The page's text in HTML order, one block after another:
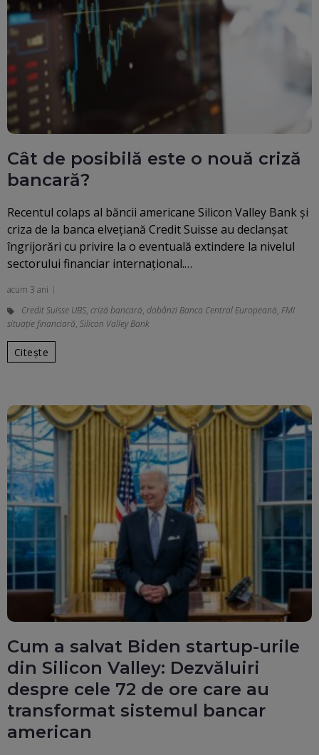
Cât de posibilă este o nouă criză
bancară?
Recentul colaps al băncii americane Silicon Valley Bank şi
criza de la banca elveţiană Credit Suisse au declanşat
îngrijorări cu privire la o eventuală extindere la nivelul
sectorului financiar internaţional.…
acum 3 ani
Credit Suisse UBS, criză bancară, dobânzi Banca Central Europeană, FMI
situație financiară, Silicon Valley Bank
Citește
Cum a salvat Biden startup-urile
din Silicon Valley: Dezvăluiri
despre cele 72 de ore care au
transformat sistemul bancar
american